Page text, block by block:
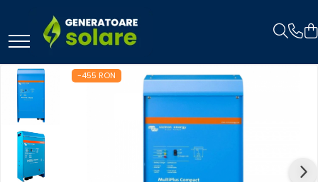
Toate Produsele
Acasa
Statii de Alimentare Portabile
Cauta dupa capacitate
Pana in 1000W
Intre 1000-2000W
Intre 2000-3000W
-455 RON